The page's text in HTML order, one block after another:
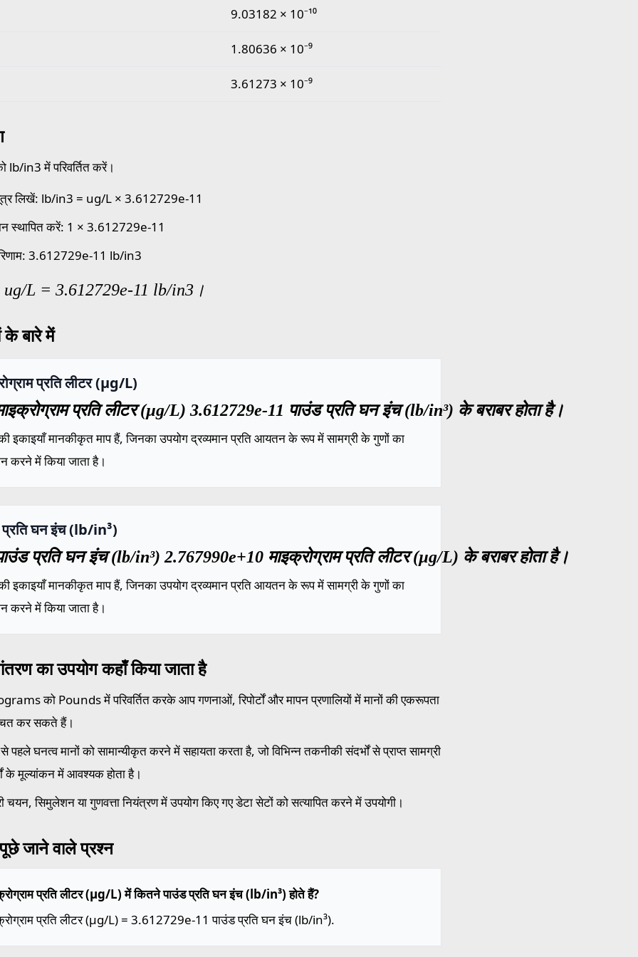
9.03182 × 10⁻¹⁰
1.80636 × 10⁻⁹
3.61273 × 10⁻⁹
lb/in3 में परिवर्तित करें।
लिखें: lb/in3 = ug/L × 3.612729e-11
स्थापित करें: 1 × 3.612729e-11
3.612729e-11 lb/in3
ug/L = 3.612729e-11 lb/in3।
के बारे में
प्रति लीटर (µg/L)
प्रति लीटर (µg/L) 3.612729e-11 पाउंड प्रति घन इंच (lb/in³) के बराबर होता है।
इकाइयाँ मानकीकृत माप हैं, जिनका उपयोग द्रव्यमान प्रति आयतन के रूप में सामग्री के गुणों का
करने में किया जाता है।
प्रति घन इंच (lb/in³)
प्रति घन इंच (lb/in³) 2.767990e+10 माइक्रोग्राम प्रति लीटर (µg/L) के बराबर होता है।
इकाइयाँ मानकीकृत माप हैं, जिनका उपयोग द्रव्यमान प्रति आयतन के रूप में सामग्री के गुणों का
करने में किया जाता है।
का उपयोग कहाँ किया जाता है
को Pounds में परिवर्तित करके आप गणनाओं, रिपोर्टों और मापन प्रणालियों में मानों की एकरूपता
कर सकते हैं।
पहले घनत्व मानों को सामान्यीकृत करने में सहायता करता है, जो विभिन्न तकनीकी संदर्भों से प्राप्त सामग्री
के मूल्यांकन में आवश्यक होता है।
चयन, सिमुलेशन या गुणवत्ता नियंत्रण में उपयोग किए गए डेटा सेटों को सत्यापित करने में उपयोगी।
जाने वाले प्रश्न
प्रति लीटर (µg/L) में कितने पाउंड प्रति घन इंच (lb/in³) होते हैं?
प्रति लीटर (µg/L) = 3.612729e-11 पाउंड प्रति घन इंच (lb/in³).